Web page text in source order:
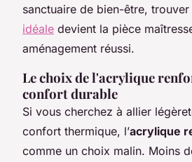
sanctuaire de bien-être, trouver
idéale devient la pièce
aménagement réussi.
Le choix de l'acrylique
confort durable
Si vous cherchez à allier
confort thermique, l’acrylique
comme un choix malin. Moins